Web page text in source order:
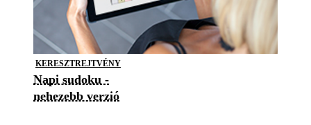
KERESZTREJTVÉNY
Napi sudoku -
nehezebb verzió